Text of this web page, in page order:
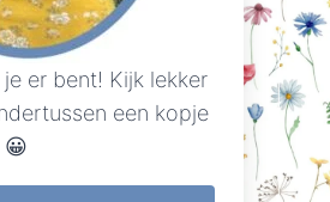
er bent! Kijk lekker
een kopje